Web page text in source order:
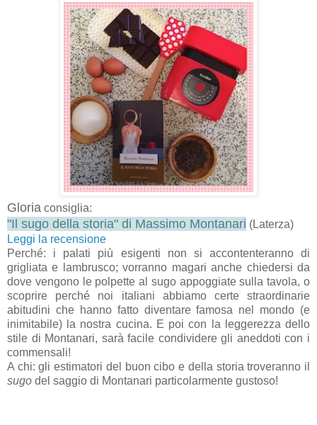
Gloria consiglia:
"Il sugo della storia" di Massimo Montanari (Laterza)
Leggi la recensione
Perché: i palati più esigenti non si accontenteranno di
grigliata e lambrusco; vorranno magari anche chiedersi da
dove vengono le polpette al sugo appoggiate sulla tavola, o
scoprire perché noi italiani abbiamo certe straordinarie
abitudini che hanno fatto diventare famosa nel mondo (e
inimitabile) la nostra cucina. E poi con la leggerezza dello
stile di Montanari, sarà facile condividere gli aneddoti con i
commensali!
A chi: gli estimatori del buon cibo e della storia troveranno il
sugo del saggio di Montanari particolarmente gustoso!